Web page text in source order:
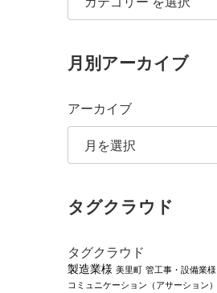
月別アーカイブ
アーカイブ
タグクラウド
タグクラウド
製造業様 美里町 管工事・設備業様
コミュニケーション（アサーション）